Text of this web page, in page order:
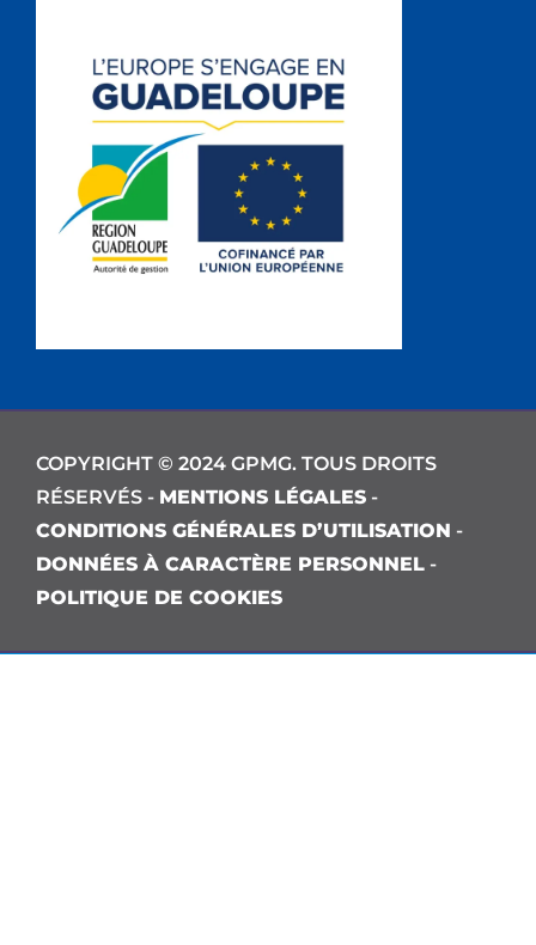
COPYRIGHT © 2024 GPMG. TOUS DROITS
RÉSERVÉS - MENTIONS LÉGALES -
CONDITIONS GÉNÉRALES D’UTILISATION -
DONNÉES À CARACTÈRE PERSONNEL -
POLITIQUE DE COOKIES